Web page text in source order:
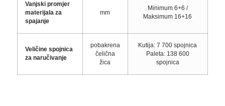
Vanjski promjer
materijala za
spajanje
mm
Minimum 6+6 /
Maksimum 16+16
Veličine spojnica
za naručivanje
pobakrena
čelična
žica
Kutija: 7 700 spojnica
Paleta: 138 600
spojnica